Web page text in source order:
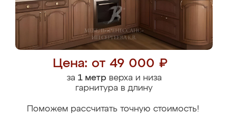
Цена: от 49 000 ₽
за 1 метрверха и низа
гарнитура в длину
Поможем рассчитать точную стоимость!